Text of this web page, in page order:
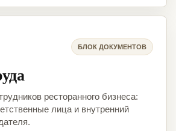
БЛОК ДОКУМЕНТОВ
ресторанного бизнеса:
лица и внутренний